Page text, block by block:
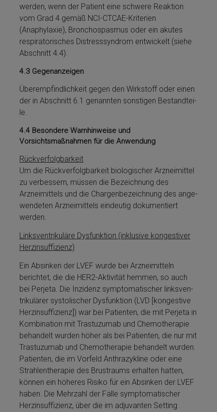
werden, wenn der Patient eine schwere Reaktion
vom Grad 4 gemäß NCI-CTCAE-Kriterien
(Anaphylaxie), Bron­cho­spas­mus oder ein aku­tes
respiratorisches Distresssyndrom entwickelt (siehe
Abschnitt 4.4).
4.3 Gegenanzeigen
Über­emp­find­lich­keit ge­gen den Wirkstoff oder einen
der in Abschnitt 6.1 genannten sonstigen Be­stand­tei­
le.
4.4 Besondere Warnhinweise und
Vorsichtsmaßnahmen für die Anwendung
Rückverfolgbarkeit
Um die Rückverfolgbarkeit biologischer Arzneimit­tel
zu verbessern, müssen die Be­zeichnung des
Arzneimit­tels und die Chargenbezeichnung des an­ge­
wendeten Arzneimit­tels eindeutig dokumentiert
werden.
Linksven­trikuläre Dysfunktion (inklusive kongestiver
Herzinsuffizienz)
Ein Absinken der LVEF wurde bei Arzneimit­teln
berichtet, die die HER2-Ak­ti­vi­tät hemmen, so auch
bei Perjeta­. Die Inzidenz symptomatischer links­ven­
trikulärer systolischer Dysfunktion (LVD [kongestive
Herzinsuffizienz]) war bei Patienten, die mit Perjeta­ in
Kombination mit Tras­tu­zu­mab und Chemotherapie
behandelt wurden höher als bei Patienten, die nur mit
Tras­tu­zu­mab und Chemotherapie behandelt wurden.
Patienten, die im Vorfeld An­thra­zy­kline oder eine
Strahlentherapie des Brust­raums erhalten hatten,
kön­nen ein hö­he­res Risiko für ein Absinken der LVEF
haben. Die Mehrzahl der Fälle symptomatischer
Herzinsuffizienz, über die im adjuvanten Setting